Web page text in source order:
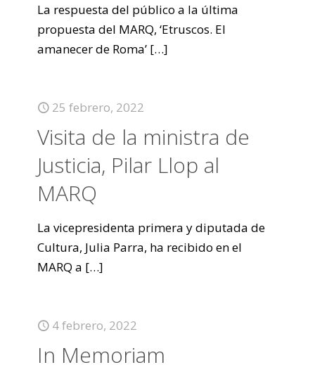
La respuesta del público a la última
propuesta del MARQ, ‘Etruscos. El
amanecer de Roma’ […]
25 febrero, 2022
Visita de la ministra de
Justicia, Pilar Llop al
MARQ
La vicepresidenta primera y diputada de
Cultura, Julia Parra, ha recibido en el
MARQ a […]
4 febrero, 2022
In Memoriam